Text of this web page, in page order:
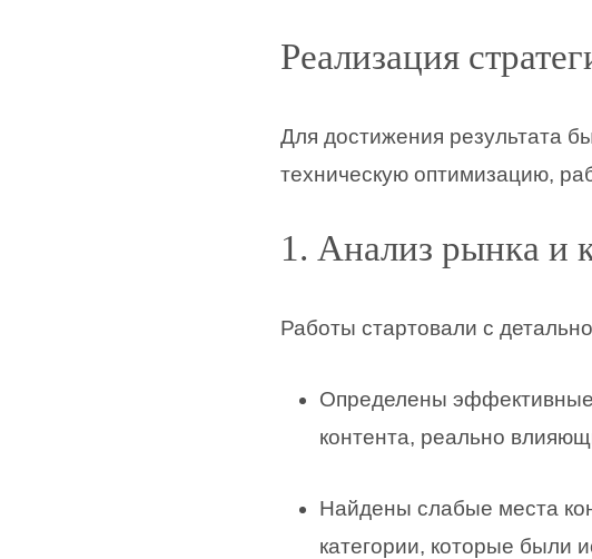
Реализация
Для достижения результата
техническую оптимизацию,
1. Анализ рынка и
Работы стартовали с
Определены эффективные
контента, реально
Найдены слабые места
категории, которые были